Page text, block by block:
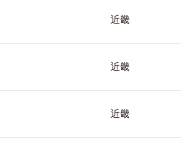
近畿
近畿
近畿